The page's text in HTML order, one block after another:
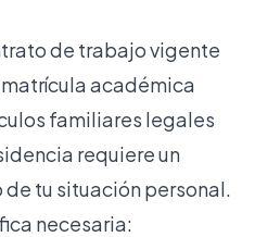
de trabajo vigente
académica
familiares legales
requiere un
tu situación personal.
necesaria: